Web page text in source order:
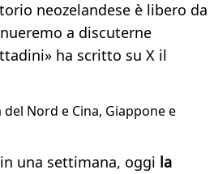
neozelandese è libero da
a discuterne
ha scritto su X il
Nord e Cina, Giappone e
una settimana, oggi la